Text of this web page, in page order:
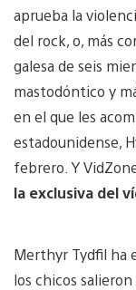
aprueba la
del rock, o, más
galesa de seis
mastodóntico y
en el que les
estadounidense,
febrero. Y
la exclusiva del
Merthyr Tydfil ha
los chicos